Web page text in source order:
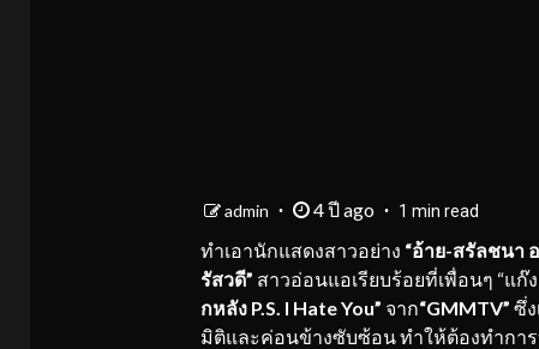
admin 4 ปี ago 1 min read
ทำเอานักแสดงสาวอย่าง “อ้าย-สรัลชนา
รัสวดี” สาวอ่อนแอเรียบร้อยที่เพื่อนๆ “แ
กหลัง P.S. I Hate You” จาก“GMMTV” ซึ่
มิติและค่อนข้างซับซ้อน ทำให้ต้องทำกา